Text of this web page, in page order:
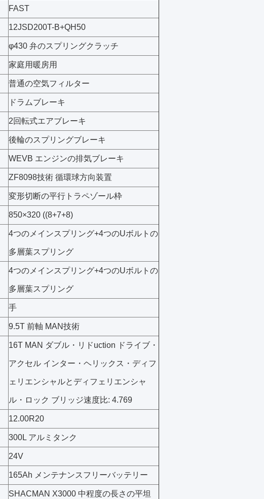
FAST
12JSD200T-B+QH50
φ430 弁のスプリングクラッチ
家庭用暖房用
普通の空気フィルター
ドラムブレーキ
2回転式エアブレーキ
後輪のスプリングブレーキ
WEVB エンジンの排気ブレーキ
ZF8098技術 循環球方向装置
変形切断の平行トラペゾール枠
850×320 ((8+7+8)
4つのメインスプリング+4つのUボルトの
多層葉スプリング
4つのメインスプリング+4つのUボルトの
多層葉スプリング
手
9.5T 前軸 MAN技術
16T MAN ダブル・リドuction ドライブ・
アクセル インター・ヘリックス・ディフ
ェリエンシャルとディフェリエンシャ
ル・ロック ブリッジ速度比: 4.769
12.00R20
300L アルミタンク
24V
165Ah メンテナンスフリーバッテリー
SHACMAN X3000 中程度の長さの平坦